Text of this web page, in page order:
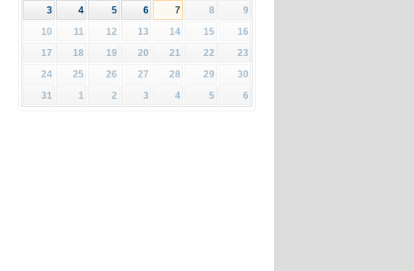
3
4 5 6 7 8
9
10
11 12 13 14 15
16
17
18 19 20 21 22
23
24
25 26 27 28 29
30
31
1 2 3 4 5 6